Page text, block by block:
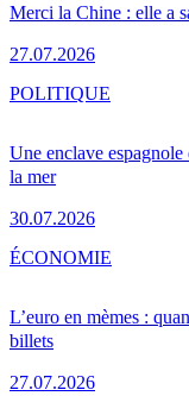
Merci la Chine : elle a
27.07.2026
Une enclave
la mer
30.07.2026
POLITIQUE
L’euro en mèmes :
billets
27.07.2026
ÉCONOMIE